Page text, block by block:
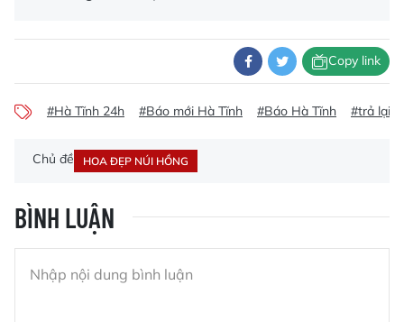
Copy link
#Hà Tĩnh 24h #Báo mới Hà Tĩnh #Báo Hà Tĩnh #trả lại
Chủ đề HOA ĐẸP NÚI HỒNG
BÌNH LUẬN